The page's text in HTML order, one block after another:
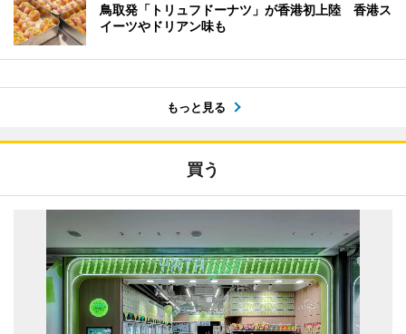
鳥取発「トリュフドーナツ」が香港初上陸 香港ス
イーツやドリアン味も
もっと見る
買う